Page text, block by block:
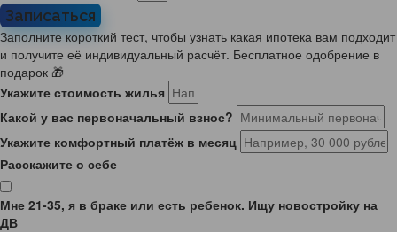
Записаться
Заполните короткий тест, чтобы узнать какая ипотека вам подходит
и получите её индивидуальный расчёт. Бесплатное одобрение в
подарок 🎁
Укажите стоимость жилья
Какой у вас первоначальный взнос?
Укажите комфортный платёж в месяц
Расскажите о себе
Мне 21-35, я в браке или есть ребенок. Ищу новостройку на
ДВ